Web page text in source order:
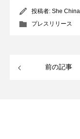
投稿者: She China
プレスリリース
前の記事